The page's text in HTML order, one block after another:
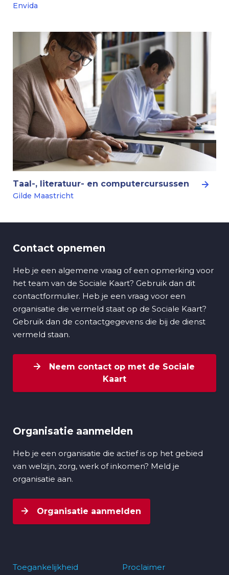
Envida
Taal-, literatuur- en computercursussen
Gilde Maastricht
Contact opnemen
Heb je een algemene vraag of een opmerking voor
het team van de Sociale Kaart? Gebruik dan dit
contactformulier. Heb je een vraag voor een
organisatie die vermeld staat op de Sociale Kaart?
Gebruik dan de contactgegevens die bij de dienst
vermeld staan.
Neem contact op met de Sociale
Kaart
Organisatie aanmelden
Heb je een organisatie die actief is op het gebied
van welzijn, zorg, werk of inkomen? Meld je
organisatie aan.
Organisatie aanmelden
Toegankelijkheid Proclaimer